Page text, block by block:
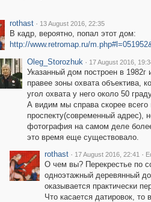
rothast · 13 August 2016, 22:35
В кадр, вероятно, попал этот дом:
http://www.retromap.ru/
Oleg_Storozhuk · 17 August 2016,
Указанный дом построен в
правее зоны охвата объектива,
угол охвата у него около 50
А видим мы справа скорее
проспекту(современный адрес),
фотография на самом деле
это время еще существовало.
rothast · 17 August 2016, 22:41 ·
О чем вы? Перекрестье по
одноэтажный деревянный
оказывается практически
Что касается датировок,